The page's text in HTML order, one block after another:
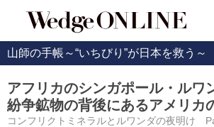
山師の手帳～“いちびり”が日本を救う～
アフリカのシンガポール・ルワ
紛争鉱物の背後にあるアメリカ
コンフリクトミネラルとルワンダの夜明け